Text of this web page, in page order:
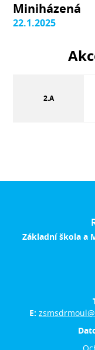
Miniházená
22.1.2025
2.A
Základní škola a
E: